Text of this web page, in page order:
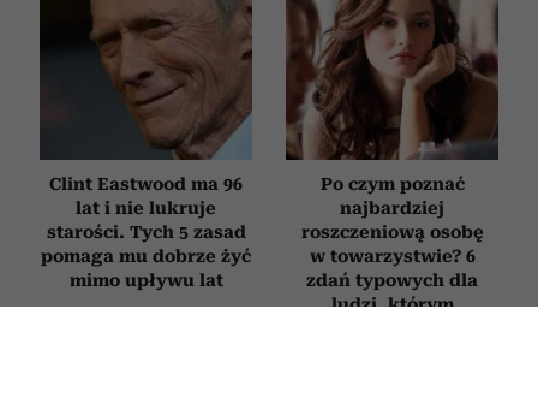
Clint Eastwood ma 96
lat i nie lukruje
starości. Tych 5 zasad
pomaga mu dobrze żyć
mimo upływu lat
Po czym poznać
najbardziej
roszczeniową osobę
w towarzystwie? 6
zdań typowych dla
ludzi, którym